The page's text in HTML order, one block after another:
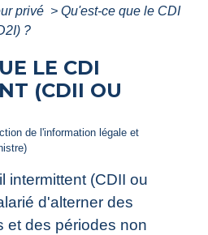
privé > Qu'est-ce que le CDI
?
LE CDI
(CDII OU
de l'information légale et
intermittent (CDII ou
d'alterner des
et des périodes non